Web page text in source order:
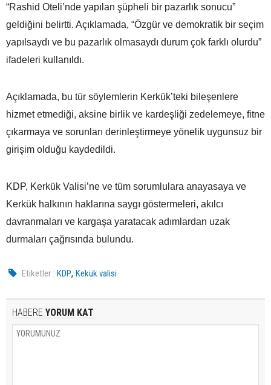
“Rashid Oteli’nde yapılan şüpheli bir pazarlık sonucu”
geldiğini belirtti. Açıklamada, “Özgür ve demokratik bir seçim
yapılsaydı ve bu pazarlık olmasaydı durum çok farklı olurdu”
ifadeleri kullanıldı.
Açıklamada, bu tür söylemlerin Kerkük’teki bileşenlere
hizmet etmediği, aksine birlik ve kardeşliği zedelemeye, fitne
çıkarmaya ve sorunları derinleştirmeye yönelik uygunsuz bir
girişim olduğu kaydedildi.
KDP, Kerkük Valisi’ne ve tüm sorumlulara anayasaya ve
Kerkük halkının haklarına saygı göstermeleri, akılcı
davranmaları ve kargaşa yaratacak adımlardan uzak
durmaları çağrısında bulundu.
Etiketler : KDP,Kekük valisi
HABERE YORUM KAT